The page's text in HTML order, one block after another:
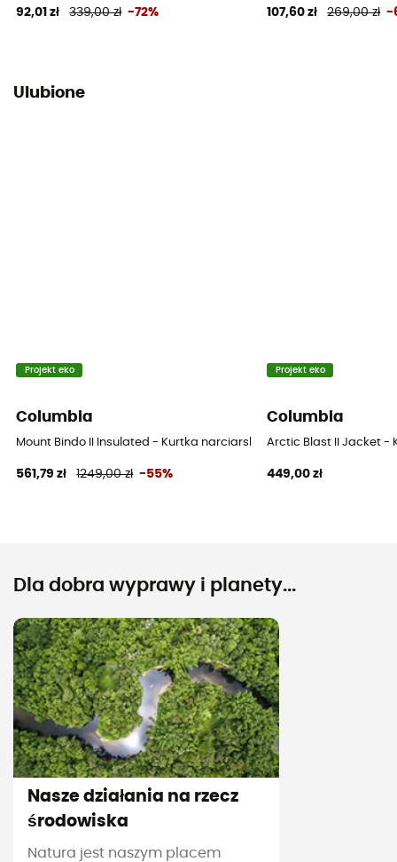
92,01 zł 339,00 zł -72% 107,60 zł 269,00 zł -
Ulubione
Projekt eko
Columbia
Mount Bindo II Insulated - Kurtka narciarska damska
561,79 zł 1249,00 zł -55%
Projekt eko
Columbia
Arctic Blast II Jacket -
449,00 zł
Dla dobra wyprawy i planety...
Nasze działania na rzecz
środowiska
Natura jest naszym placem